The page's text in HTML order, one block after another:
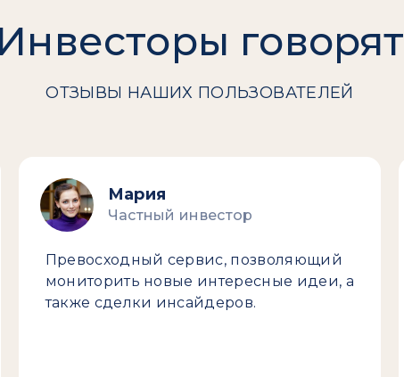
говорят
ОТЗЫВЫ НАШИХ ПОЛЬЗОВАТЕЛЕЙ
Мария
Частный инвестор
Превосходный сервис, позволяющий
мониторить новые интересные идеи, а
также сделки инсайдеров.